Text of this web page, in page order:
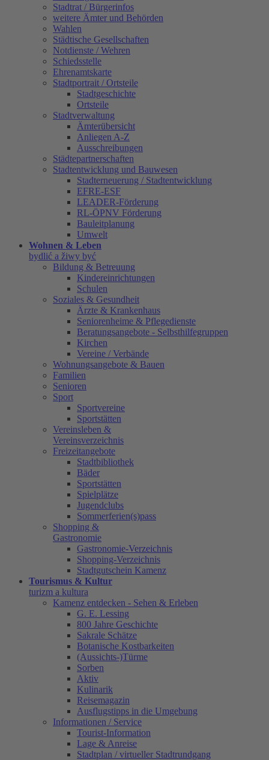
Stadtrat / Bürgerinfos
weitere Ämter und Behörden
Wahlen
Städtische Gesellschaften
Notdienste / Wehren
Schiedsstelle
Ehrenamtskarte
Stadtportrait / Ortsteile
Stadtgeschichte
Ortsteile
Stadtverwaltung
Ämterübersicht
Anliegen A-Z
Ausschreibungen
Städtepartnerschaften
Stadtentwicklung und Bauwesen
Stadterneuerung / Stadtentwicklung
EFRE-ESF
LEADER-Förderung
RL-ÖPNV Förderung
Bauleitplanung
Umwelt
Wohnen & Leben
bydlić a žiwy być
Bildung & Betreuung
Kindereinrichtungen
Schulen
Soziales & Gesundheit
Ärzte & Krankenhaus
Seniorenheime & Pflegedienste
Beratungsangebote - Selbsthilfegruppen
Kirchen
Vereine / Verbände
Wohnungsangebote & Bauen
Familien
Senioren
Sport
Sportvereine
Sportstätten
Vereinsleben &
Vereinsverzeichnis
Freizeitangebote
Stadtbibliothek
Bäder
Sportstätten
Spielplätze
Jugendclubs
Sommerferien(s)pass
Shopping &
Gastronomie
Gastronomie-Verzeichnis
Shopping-Verzeichnis
Stadtgutschein Kamenz
Tourismus & Kultur
turizm a kultura
Kamenz entdecken - Sehen & Erleben
G. E. Lessing
800 Jahre Geschichte
Sakrale Schätze
Botanische Kostbarkeiten
(Aussichts-)Türme
Sorben
Aktiv
Kulinarik
Reisemagazin
Ausflugstipps in die Umgebung
Informationen / Service
Tourist-Information
Lage & Anreise
Stadtplan / virtueller Stadtrundgang